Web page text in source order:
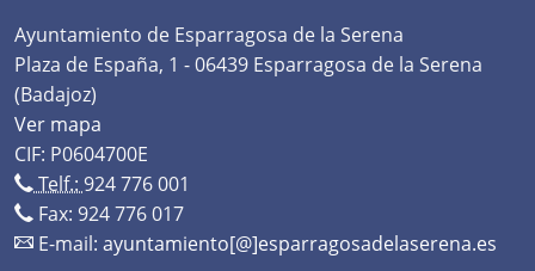
Ayuntamiento de Esparragosa de la Serena
Plaza de España, 1 - 06439 Esparragosa de la Serena
(Badajoz)
Ver mapa
CIF: P0604700E
Telf.: 924 776 001
Fax: 924 776 017
E-mail: ayuntamiento[@]esparragosadelaserena.es